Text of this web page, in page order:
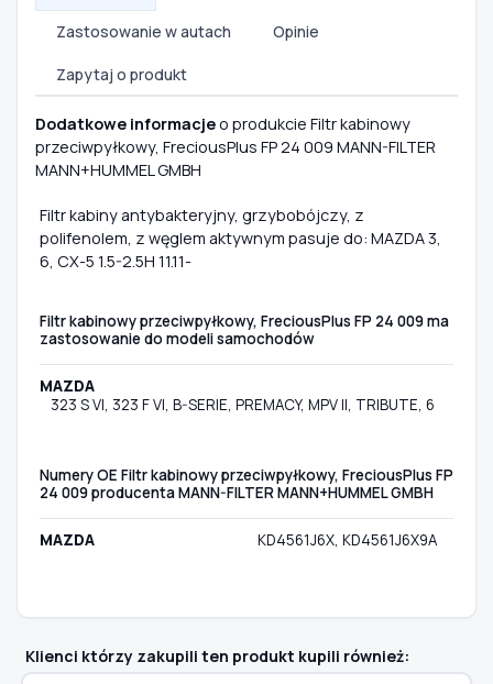
Zastosowanie w autach Opinie
Zapytaj o produkt
Dodatkowe informacjeo produkcie Filtr kabinowy
przeciwpyłkowy, FreciousPlus FP 24 009 MANN-FILTER
MANN+HUMMEL GMBH
Filtr kabiny antybakteryjny, grzybobójczy, z
polifenolem, z węglem aktywnym pasuje do: MAZDA 3,
6, CX-5 1.5-2.5H 11.11-
Filtr kabinowy przeciwpyłkowy, FreciousPlus FP 24 009 ma
zastosowanie do modeli samochodów
MAZDA
323 S VI, 323 F VI, B-SERIE, PREMACY, MPV II, TRIBUTE, 6
Numery OE Filtr kabinowy przeciwpyłkowy, FreciousPlus FP
24 009 producenta MANN-FILTER MANN+HUMMEL GMBH
MAZDA KD4561J6X, KD4561J6X9A
Klienci którzy zakupili ten produkt kupili również: